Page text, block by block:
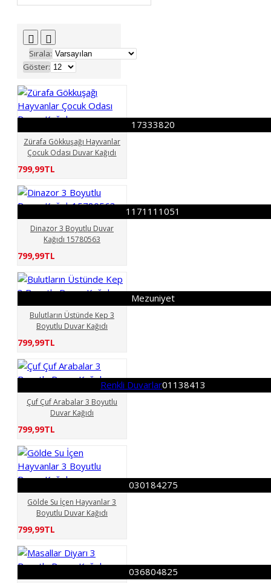
76179615
077844994
80081361
84136264
084990553
86726034
89155900
96472245
172742892
180027420
737431564
1171111051
1518310421
15780563
Zürafa Gökkuşağı
Hayvanlar Çocuk Odası Duvar
Çocuk 3 Boyutlu
Duvar Kağıdı
Çocuk
Çizgi Park
Sırala:
Göster:
17333820
Zürafa Gökkuşağı Hayvanlar
Çocuk Odası Duvar Kağıdı
799,99TL
1171111051
Dinazor 3 Boyutlu Duvar
Kağıdı 15780563
799,99TL
Mezuniyet
Bulutların Üstünde Kep 3
Boyutlu Duvar Kağıdı
799,99TL
Renkli Duvarlar01138413
Çuf Çuf Arabalar 3 Boyutlu
Duvar Kağıdı
799,99TL
030184275
Gölde Su İçen Hayvanlar 3
Boyutlu Duvar Kağıdı
799,99TL
036804825